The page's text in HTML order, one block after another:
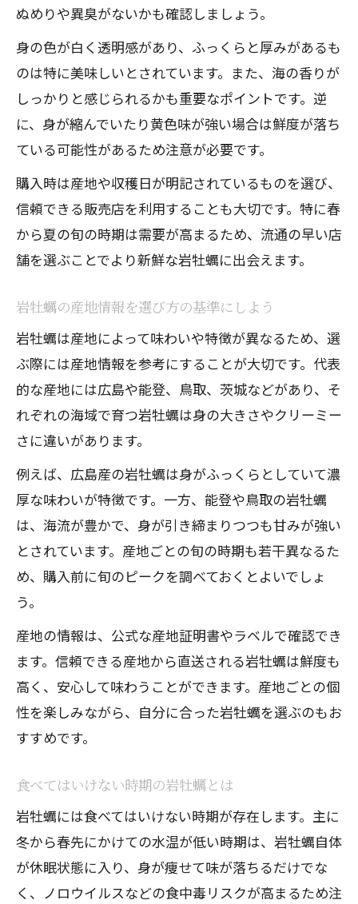
ぬめりや異臭がないかも確認しましょう。
身の色が白く透明感があり、ふっくらと厚みがあるも
のは特に美味しいとされています。また、海の香りが
しっかりと感じられるかも重要なポイントです。逆
に、身が縮んでいたり黄色味が強い場合は鮮度が落ち
ている可能性があるため注意が必要です。
購入時は産地や収穫日が明記されているものを選び、
信頼できる販売店を利用することも大切です。特に春
から夏の旬の時期は需要が高まるため、流通の早い店
舗を選ぶことでより新鮮な岩牡蠣に出会えます。
岩牡蠣の産地情報を選び方の基準にしよう
岩牡蠣は産地によって味わいや特徴が異なるため、選
ぶ際には産地情報を参考にすることが大切です。代表
的な産地には広島や能登、鳥取、茨城などがあり、そ
れぞれの海域で育つ岩牡蠣は身の大きさやクリーミー
さに違いがあります。
例えば、広島産の岩牡蠣は身がふっくらとしていて濃
厚な味わいが特徴です。一方、能登や鳥取の岩牡蠣
は、海流が豊かで、身が引き締まりつつも甘みが強い
とされています。産地ごとの旬の時期も若干異なるた
め、購入前に旬のピークを調べておくとよいでしょ
う。
産地の情報は、公式な産地証明書やラベルで確認でき
ます。信頼できる産地から直送される岩牡蠣は鮮度も
高く、安心して味わうことができます。産地ごとの個
性を楽しみながら、自分に合った岩牡蠣を選ぶのもお
すすめです。
食べてはいけない時期の岩牡蠣とは
岩牡蠣には食べてはいけない時期が存在します。主に
冬から春先にかけての水温が低い時期は、岩牡蠣自体
が休眠状態に入り、身が痩せて味が落ちるだけでな
く、ノロウイルスなどの食中毒リスクが高まるため注